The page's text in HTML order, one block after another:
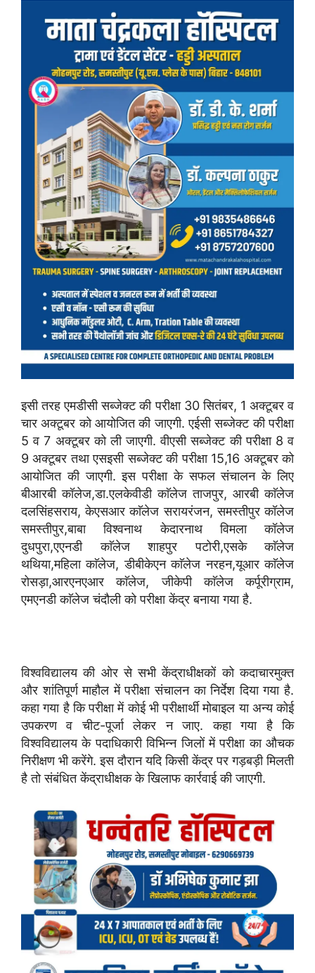
इसी तरह एमडीसी सब्जेक्ट की परीक्षा 30 सितंबर, 1 अक्टूबर व
चार अक्टूबर को आयोजित की जाएगी. एईसी सब्जेक्ट की परीक्षा
5 व 7 अक्टूबर को ली जाएगी. वीएसी सब्जेक्ट की परीक्षा 8 व
9 अक्टूबर तथा एसइसी सब्जेक्ट की परीक्षा 15,16 अक्टूबर को
आयोजित की जाएगी. इस परीक्षा के सफल संचालन के लिए
बीआरबी कॉलेज,डा.एलकेवीडी काॅलेज ताजपुर, आरबी काॅलेज
दलसिंहसराय, केएसआर काॅलेज सरायरंजन, समस्तीपुर कॉलेज
समस्तीपुर,बाबा विश्वनाथ केदारनाथ विमला कॉलेज
दुधपुरा,एएनडी काॅलेज शाहपुर पटोरी,एसके काॅलेज
थथिया,महिला काॅलेज, डीबीकेएन काॅलेज नरहन,यूआर काॅलेज
रोसड़ा,आरएनएआर काॅलेज, जीकेपी काॅलेज कर्पूरीग्राम,
एमएनडी काॅलेज चंदौली को परीक्षा केंद्र बनाया गया है.
विश्वविद्यालय की ओर से सभी केंद्राधीक्षकों को कदाचारमुक्त
और शांतिपूर्ण माहौल में परीक्षा संचालन का निर्देश दिया गया है.
कहा गया है कि परीक्षा में कोई भी परीक्षार्थी मोबाइल या अन्य कोई
उपकरण व चीट-पूर्जा लेकर न जाए. कहा गया है कि
विश्वविद्यालय के पदाधिकारी विभिन्न जिलों में परीक्षा का औचक
निरीक्षण भी करेंगे. इस दौरान यदि किसी केंद्र पर गड़बड़ी मिलती
है तो संबंधित केंद्राधीक्षक के खिलाफ कार्रवाई की जाएगी.